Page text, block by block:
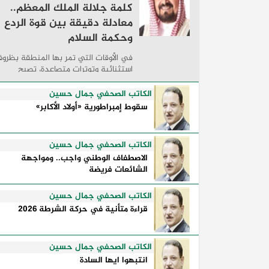
كلمة جلالة الملك المعظم..
معادلة دقيقة بين قوة الردع
وحكمة السلام
في الأوقات التي تمر بها المنطقة
استثنائية وتوترات متصاعدة، تصبح
الكلمات السياسية أكثر من مجرد مواقف
معلنة؛ فهي تكشف طريقة تفكير الدول،
وكيفية إدارتها للأزمات، والحدود التي
تفصل بين القوة ...
الكاتب الصحفي جمال حسين
سقوط إمبراطورية «أولاد الأكابر»
الكاتب الصحفي جمال حسين
الاصطفاف الوطني واجب.. ومواجهة
الشائعات فريضة
الكاتب الصحفي جمال حسين
قراءة متأنية في حركة الشرطة 2026
الكاتب الصحفي جمال حسين
انتبهوا ايها السادة